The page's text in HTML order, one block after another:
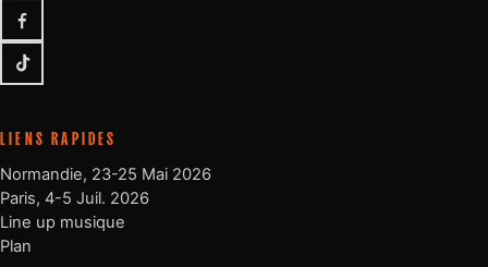
Facebook
TikTok
LIENS RAPIDES
Normandie, 23-25 Mai 2026
Paris, 4-5 Juil. 2026
Line up musique
Plan